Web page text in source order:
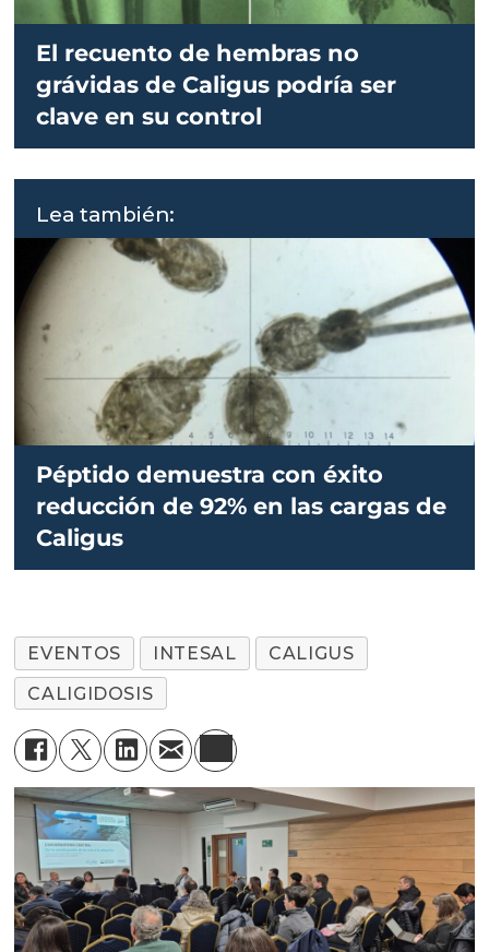
El recuento de hembras no
grávidas de Caligus podría ser
clave en su control
Lea también:
Péptido demuestra con éxito
reducción de 92% en las cargas de
Caligus
EVENTOS INTESAL
CALIGUS
CALIGIDOSIS